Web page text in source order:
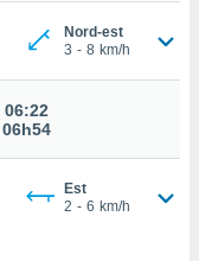
Nord-est
3 - 8 km/h
06:22
06h54
Est
2 - 6 km/h